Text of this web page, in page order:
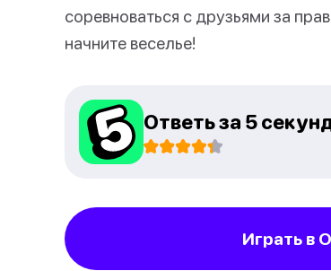
соревноваться с друзьями за
начните веселье!
Ответь за 5
Играть в